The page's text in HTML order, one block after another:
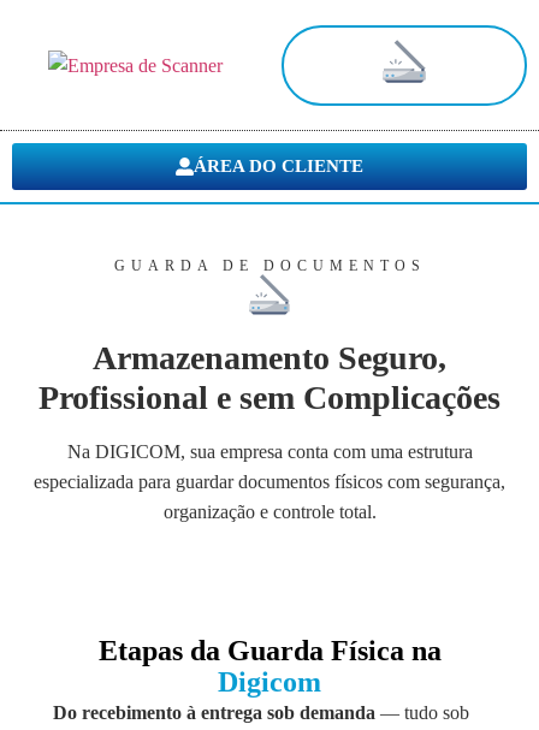
ÁREA DO CLIENTE
GUARDA DE DOCUMENTOS
Armazenamento Seguro,
Profissional e sem Complicações
Na DIGICOM, sua empresa conta com uma estrutura
especializada para guardar documentos físicos com segurança,
organização e controle total.
Etapas da Guarda Física na
Digicom
Do recebimento à entrega sob demanda — tudo sob